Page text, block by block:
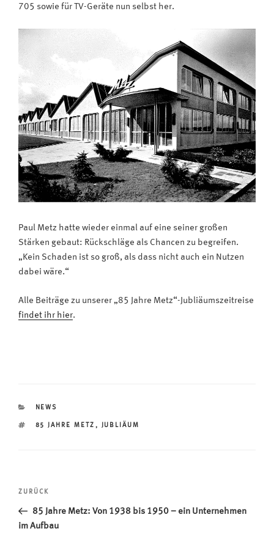
705 sowie für TV-Geräte nun selbst her.
Paul Metz hatte wieder einmal auf eine seiner großen
Stärken gebaut: Rückschläge als Chancen zu begreifen.
„Kein Schaden ist so groß, als dass nicht auch ein Nutzen
dabei wäre.“
Alle Beiträge zu unserer „85 Jahre Metz“-Jubliäumszeitreise
findet ihr hier.
KATEGORIEN
NEWS
SCHLAGWÖRTER
85 JAHRE METZ , JUBLIÄUM
Beitragsnavigation
Vorheriger
Beitrag
ZURÜCK
85 Jahre Metz: Von 1938 bis 1950 – ein Unternehmen
im Aufbau